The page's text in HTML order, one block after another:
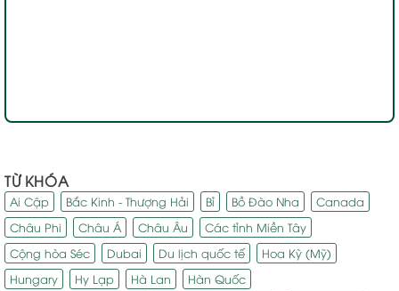
TỪ KHÓA
Ai Cập Bắc Kinh - Thượng Hải Bỉ Bồ Đào Nha
Canada
Châu Phi
Châu Á Châu Âu
Các tỉnh Miền Tây
Cộng hòa Séc
Dubai Du lịch quốc tế
Hoa Kỳ (Mỹ)
Hungary
Hy Lạp Hà Lan
Hàn Quốc